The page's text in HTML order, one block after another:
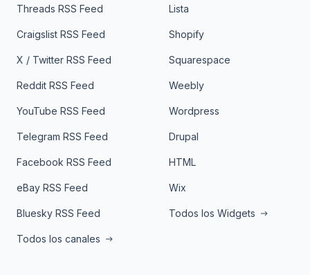
Threads RSS Feed
Craigslist RSS Feed
X / Twitter RSS Feed
Reddit RSS Feed
YouTube RSS Feed
Telegram RSS Feed
Facebook RSS Feed
eBay RSS Feed
Bluesky RSS Feed
Todos los canales
Lista
Shopify
Squarespace
Weebly
Wordpress
Drupal
HTML
Wix
Todos los Widgets